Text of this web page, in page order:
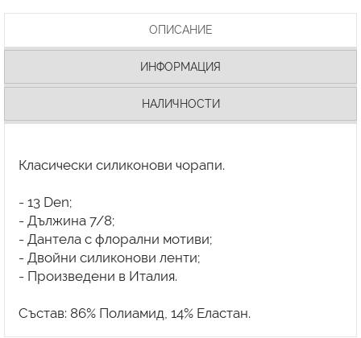
ОПИСАНИЕ
ИНФОРМАЦИЯ
НАЛИЧНОСТИ
Класически силиконови чорапи.
- 13 Den;
- Дължина 7/8;
- Дантела с флорални мотиви;
- Двойни силиконови ленти;
- Произведени в Италия.